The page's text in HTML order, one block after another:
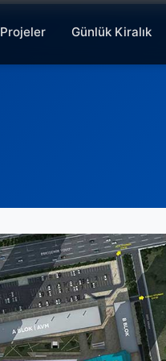
Projeler Günlük Kiralık